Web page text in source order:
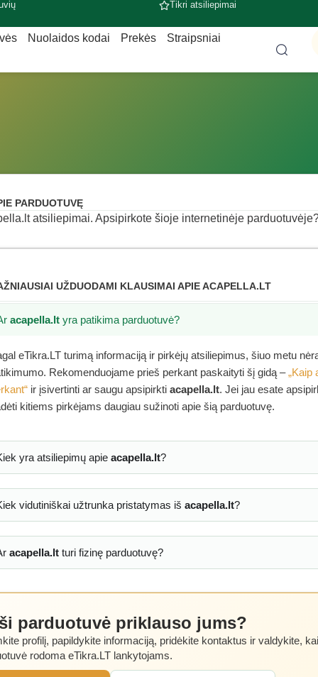
Tikri atsiliepimai
Nuolaidos kodai Prekės Straipsniai
PARDUOTUVĘ
atsiliepimai. Apsipirkote šioje internetinėje
UŽDUODAMI KLAUSIMAI APIE ACAPELLA.LT
acapella.lt yra patikima parduotuvė?
eTikra.LT turimą informaciją ir pirkėjų atsiliepimus, šiuo metu
Rekomenduojame prieš perkant paskaityti šį gidą –„Kaip
ir įsivertinti ar saugu apsipirkti acapella.lt. Jei jau esate
kitiems pirkėjams daugiau sužinoti apie šią parduotuvę.
yra atsiliepimų apie acapella.lt?
vidutiniškai užtrunka pristatymas iš acapella.lt?
acapella.ltturi fizinę parduotuvę?
parduotuvė priklauso jums?
profilį, papildykite informaciją, pridėkite kontaktus ir valdykite,
rodoma eTikra.LT lankytojams.